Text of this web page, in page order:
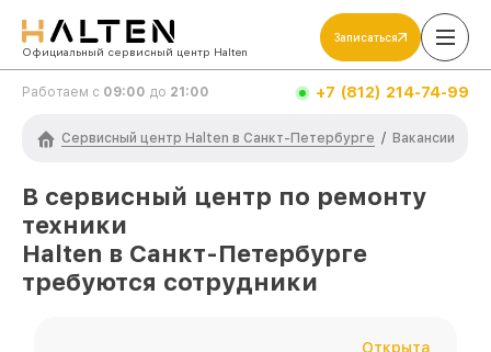
Официальный сервисный центр Halten
Записаться
Работаем с 09:00 до 21:00 +7 (812) 214-74-99
Сервисный центр Halten в Санкт-Петербурге / Вакансии
В сервисный центр по ремонту
техники
Halten в Санкт-Петербурге
требуются сотрудники
Открыта